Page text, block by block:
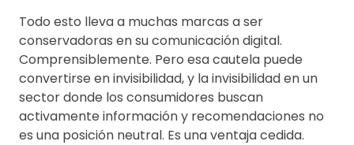
Todo esto lleva a muchas marcas a ser
conservadoras en su comunicación digital.
Comprensiblemente. Pero esa cautela puede
convertirse en invisibilidad, y la invisibilidad en un
sector donde los consumidores buscan
activamente información y recomendaciones no
es una posición neutral. Es una ventaja cedida.